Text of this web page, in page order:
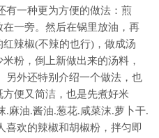
有一种更为方便的做法：煎
一旁。然后在锅里放油，再
辣椒(不辣的也行)，做成汤
粉，倒上新做出来的汤料，
另外还特别介绍一个做法，也
便又简洁，也是先煮好米
.麻油.酱油.葱花.咸菜沫.萝卜干.
喜欢的辣椒和胡椒粉，拌匀即